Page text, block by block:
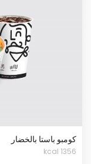
كومبو باستا بالخضار
1356 kcal